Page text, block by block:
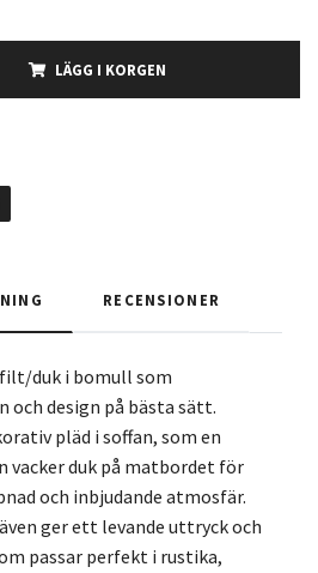
LÄGG I KORGEN
RECENSIONER
duk i bomull som
design på bästa sätt.
pläd i soffan, som en
vacker duk på matbordet för
och inbjudande atmosfär.
ger ett levande uttryck och
passar perfekt i rustika,